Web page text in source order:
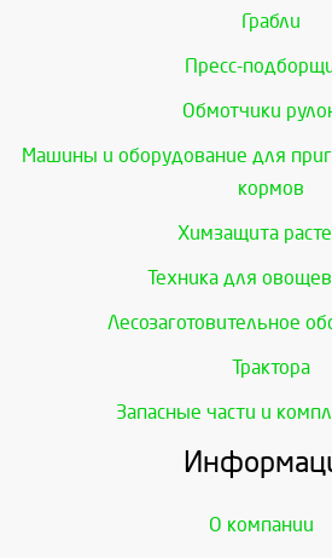
Грабли
Пресс-
Обмотчики
Машины и оборудование для
кормов
Химзащита
Техника для
Лесозаготовительное
Трактора
Запасные части и
О компании